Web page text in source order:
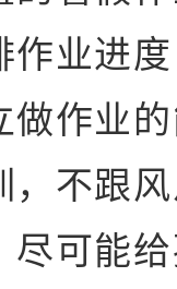
作业进
做作业
，不跟
尽可能